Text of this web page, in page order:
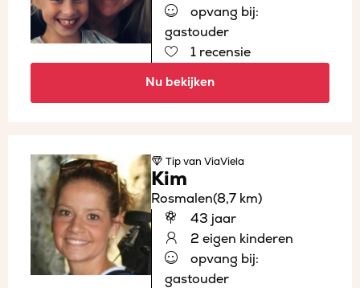
opvang bij:
gastouder
1 recensie
Nu bekijken
Tipvan ViaViela
Kim
Rosmalen(8,7 km)
43 jaar
2 eigen kinderen
opvang bij:
gastouder